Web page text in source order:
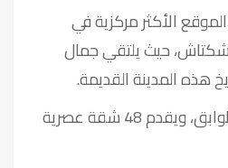
الأكثر مركزية في
حيث يلتقي جمال
هذه المدينة القديمة.
يتكون المشروع من 8 طوابق، ويقدم 48 شقة عصرية